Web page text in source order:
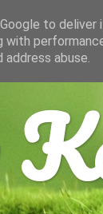
to deliver
with
abuse.